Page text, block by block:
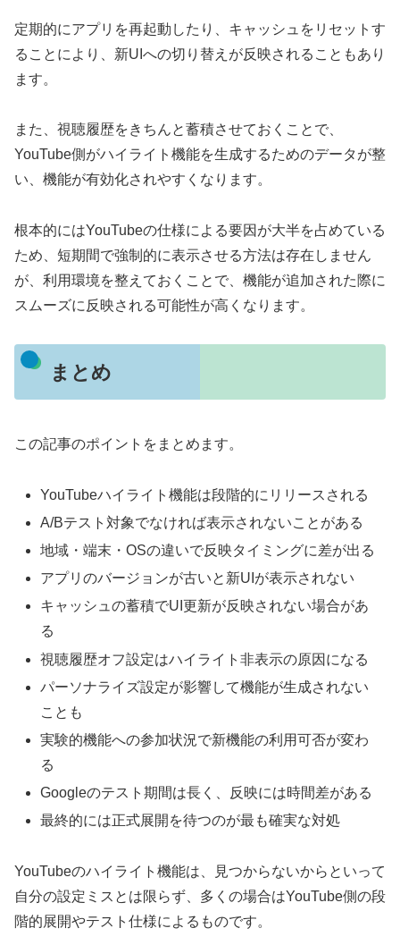
定期的にアプリを再起動したり、キャッシュをリセットす
ることにより、新UIへの切り替えが反映されることもあり
ます。
また、視聴履歴をきちんと蓄積させておくことで、
YouTube側がハイライト機能を生成するためのデータが整
い、機能が有効化されやすくなります。
根本的にはYouTubeの仕様による要因が大半を占めている
ため、短期間で強制的に表示させる方法は存在しません
が、利用環境を整えておくことで、機能が追加された際に
スムーズに反映される可能性が高くなります。
まとめ
この記事のポイントをまとめます。
YouTubeハイライト機能は段階的にリリースされる
A/Bテスト対象でなければ表示されないことがある
地域・端末・OSの違いで反映タイミングに差が出る
アプリのバージョンが古いと新UIが表示されない
キャッシュの蓄積でUI更新が反映されない場合があ
る
視聴履歴オフ設定はハイライト非表示の原因になる
パーソナライズ設定が影響して機能が生成されない
ことも
実験的機能への参加状況で新機能の利用可否が変わ
る
Googleのテスト期間は長く、反映には時間差がある
最終的には正式展開を待つのが最も確実な対処
YouTubeのハイライト機能は、見つからないからといって
自分の設定ミスとは限らず、多くの場合はYouTube側の段
階的展開やテスト仕様によるものです。